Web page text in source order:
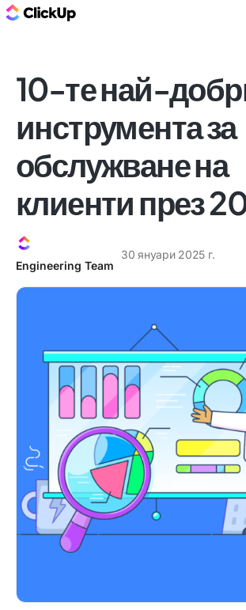
10-те най-
инструмента за
обслужване на
клиенти през
Engineering Team
30 януари 2025 г.